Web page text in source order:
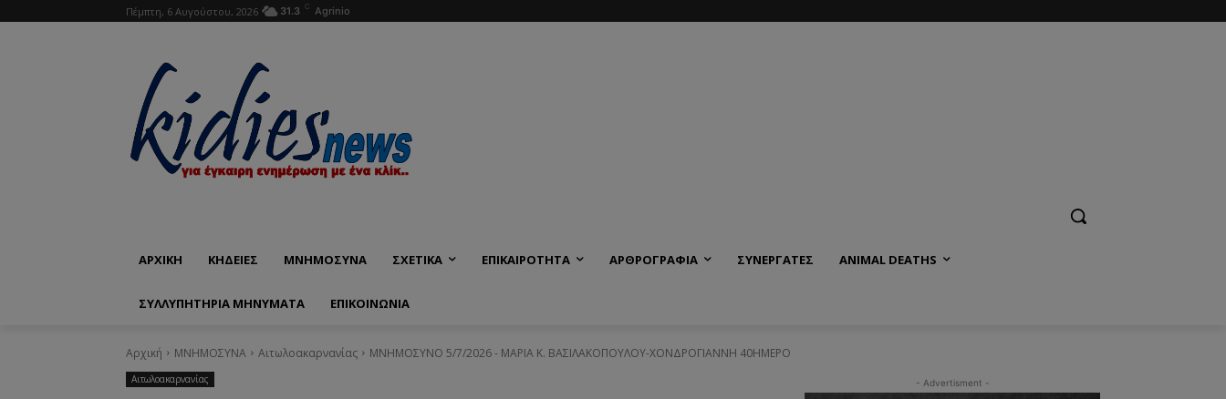
Πέμπτη, 6 Αυγούστου, 2026 31.3 C Agrinio
ΑΡΧΙΚΗ ΚΗΔΕΙΕΣ ΜΝΗΜΟΣΥΝΑ ΣΧΕΤΙΚΑ ΕΠΙΚΑΙΡΟΤΗΤΑ ΑΡΘΡΟΓΡΑΦΙΑ ΣΥΝΕΡΓΑΤΕΣ ANIMAL DEATHS
ΣΥΛΛΥΠΗΤΗΡΙΑ ΜΗΝΥΜΑΤΑ ΕΠΙΚΟΙΝΩΝΊΑ
Αρχική ΜΝΗΜΟΣΥΝΑ Αιτωλοακαρνανίας ΜΝΗΜΟΣΥΝΟ 5/7/2026 - ΜΑΡΙΑ Κ. ΒΑΣΙΛΑΚΟΠΟΥΛΟΥ-ΧΟΝΔΡΟΓΙΑΝΝΗ 40ΗΜΕΡΟ
Αιτωλοακαρνανίας - Advertisment -